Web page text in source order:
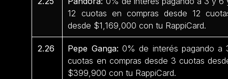
12 cuotas en compras desde 12
desde $1,169,000 con tu RappiCard.
2.26 Pepe Ganga: 0% de interés pagando a
cuotas en compras desde 3 cuotas
$399,900 con tu RappiCard.